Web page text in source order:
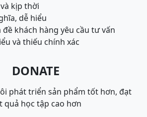
kịp thời
dễ hiểu
đề khách hàng yêu cầu tư vấn
và thiếu chính xác
DONATE
phát triển sản phẩm tốt hơn, đạt
quả học tập cao hơn